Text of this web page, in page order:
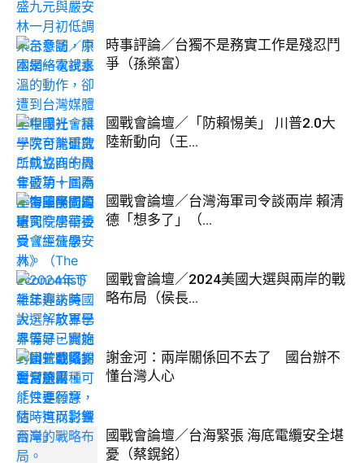
時事評論／台獨不是務實工作是殘忍鬥
爭（孫榮富）
國戰會論壇／「防賴惕美」 川普2.0大
陸新動向（王...
國戰會論壇／台灣海軍司令談兩岸 賴清
德「想多了」（...
國戰會論壇／2024美國大選與兩岸的戰
略布局（侯長...
謝金河：兩岸關係回不去了 國台辦不
懂台灣人心
國戰會論壇／台海緊張 海底電纜安全堪
憂（蔡鎤銘）